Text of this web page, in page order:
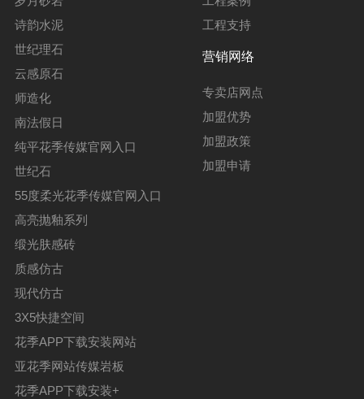
诗韵水泥
世纪理石
云感原石
师造化
南法假日
纯平花季传媒官网入口
世纪石
55度柔光花季传媒官网入口
高亮抛釉系列
缎光肤感砖
质感仿古
现代仿古
3X5快捷空间
花季APP下载安装网站
亚花季网站传媒岩板
花季APP下载安装+
工程支持
营销网络
专卖店网点
加盟优势
加盟政策
加盟申请